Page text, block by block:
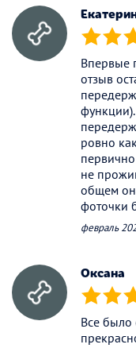
(*) (*)
Впервые
отзыв
ровно
не
общем
фоточки
февраль
Оксана
(*) (*)
Все было